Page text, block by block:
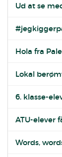
Ud at se
Hola fra
Lokal
6. klasse-
ATU-elever
Words,